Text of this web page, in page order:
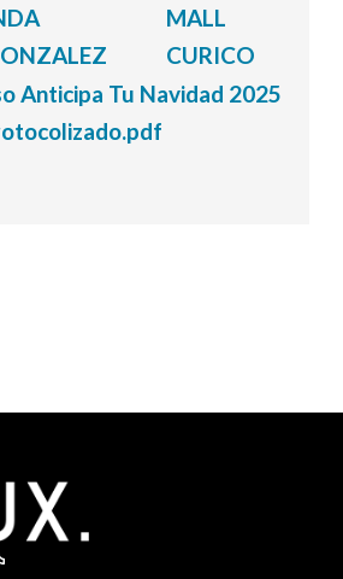
MALL
CURICO
Anticipa Tu Navidad 2025